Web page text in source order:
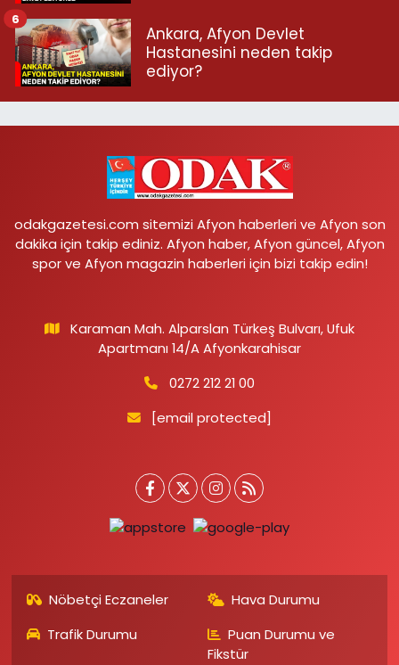
Ankara, Afyon Devlet
Hastanesini neden takip
ediyor?
6
odakgazetesi.com sitemizi Afyon haberleri ve Afyon son
dakika için takip ediniz. Afyon haber, Afyon güncel, Afyon
spor ve Afyon magazin haberleri için bizi takip edin!
Karaman Mah. Alparslan Türkeş Bulvarı, Ufuk
Apartmanı 14/A Afyonkarahisar
0272 212 21 00
[email protected]
Nöbetçi Eczaneler
Hava Durumu
Trafik Durumu
Puan Durumu ve
Fikstür